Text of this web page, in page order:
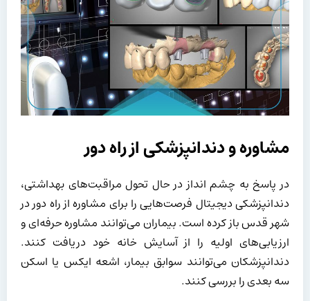
مشاوره و دندانپزشکی از راه دور
در پاسخ به چشم انداز در حال تحول مراقبت‌های بهداشتی،
دندانپزشکی دیجیتال فرصت‌هایی را برای مشاوره از راه دور در
شهر قدس باز کرده است. بیماران می‌توانند مشاوره حرفه‌ای و
ارزیابی‌های اولیه را از آسایش خانه خود دریافت کنند.
دندانپزشکان می‌توانند سوابق بیمار، اشعه ایکس یا اسکن
سه بعدی را بررسی کنند.